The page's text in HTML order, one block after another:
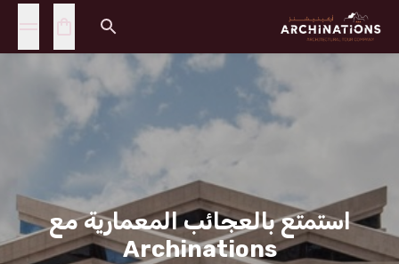
استمتع بالعجائب المعمارية مع
Archinations